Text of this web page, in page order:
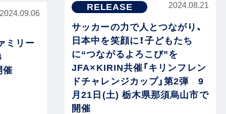
2024.09.06
ミリー
催
RELEASE 2024.08.21
サッカーの力で人とつながり、
日本中を笑顔に！子どもたち
に“つながるよろこび”を
JFA×KIRIN共催「キリンフレン
ドチャレンジカップ」第2弾 9
月21日(土) 栃木県那須烏山市で
開催